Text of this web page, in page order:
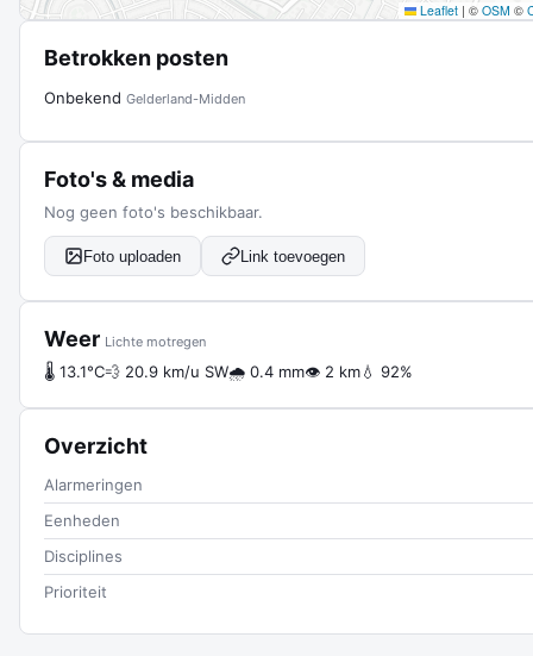
Leaflet | © OSM ©
Betrokken posten
Onbekend Gelderland-Midden
Foto's & media
Nog geen foto's beschikbaar.
Foto uploaden Link toevoegen
Weer Lichte motregen
🌡 13.1°C💨 20.9 km/u SW🌧 0.4 mm👁 2 km💧 92%
Overzicht
Alarmeringen
Eenheden
Disciplines
Prioriteit